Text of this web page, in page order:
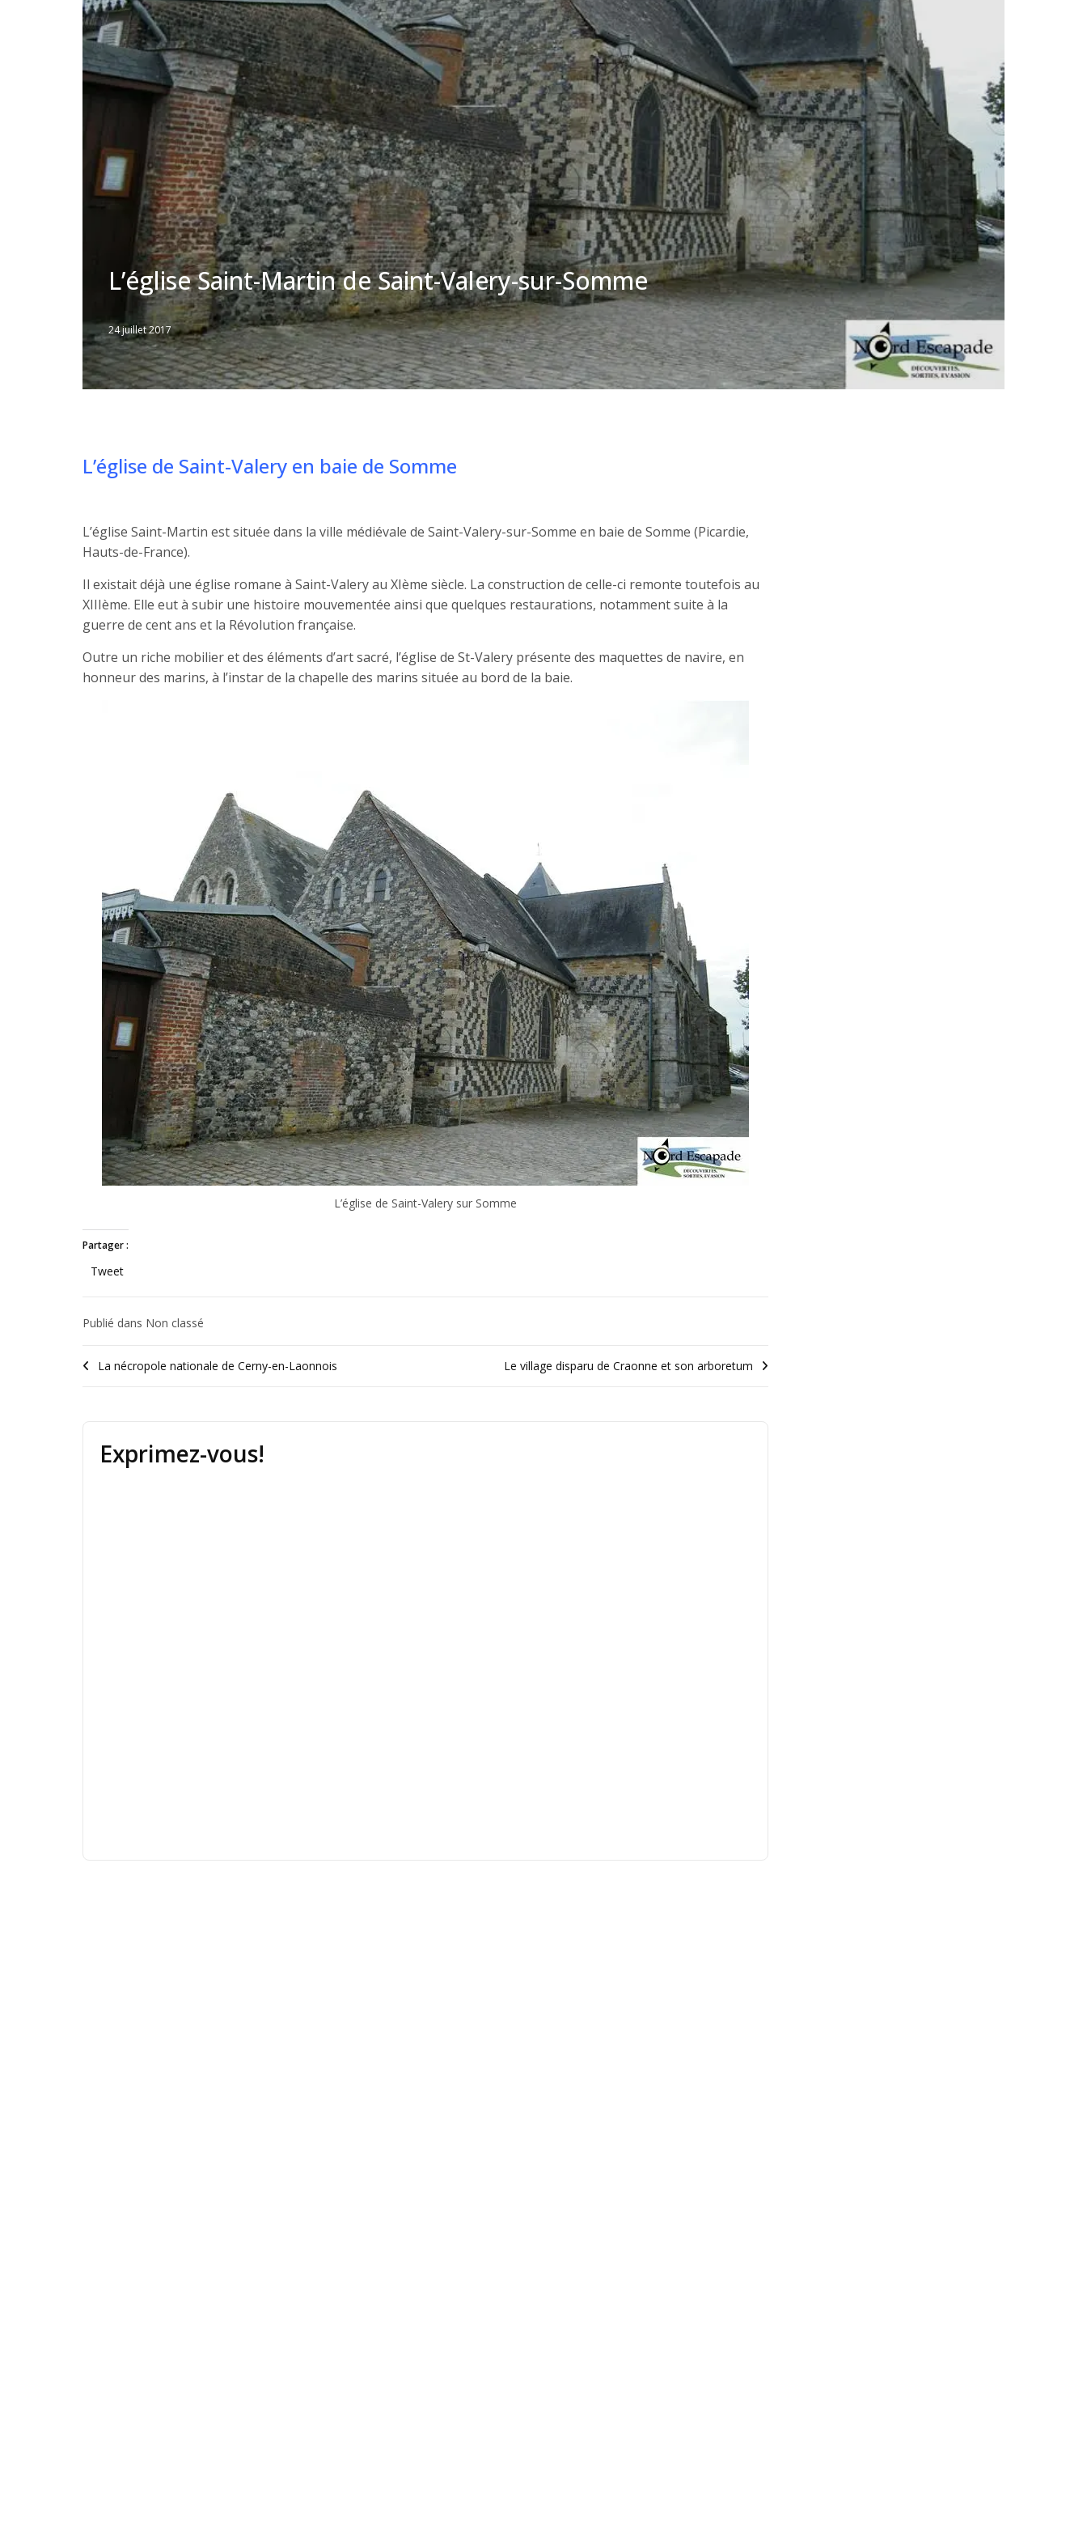
L’église Saint-Martin de Saint-Valery-sur-Somme
Written
by
Jérémie
24 juillet 2017
L’église de Saint-Valery en baie de Somme
L’église Saint-Martin est située dans la ville médiévale de Saint-Valery-sur-Somme en baie de Somme (Picardie,
Hauts-de-France).
Il existait déjà une église romane à Saint-Valery au XIème siècle. La construction de celle-ci remonte toutefois au
XIIIème. Elle eut à subir une histoire mouvementée ainsi que quelques restaurations, notamment suite à la
guerre de cent ans et la Révolution française.
Outre un riche mobilier et des éléments d’art sacré, l’église de St-Valery présente des maquettes de navire, en
honneur des marins, à l’instar de la chapelle des marins située au bord de la baie.
L’église de Saint-Valery sur Somme
Partager :
Tweet
Publié dans Non classé
La nécropole nationale de Cerny-en-Laonnois Le village disparu de Craonne et son arboretum
Exprimez-vous!